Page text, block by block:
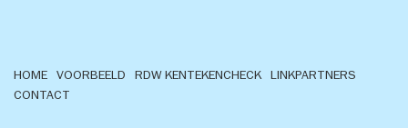
HOME VOORBEELD RDW KENTEKENCHECK
LINKPARTNERS
CONTACT